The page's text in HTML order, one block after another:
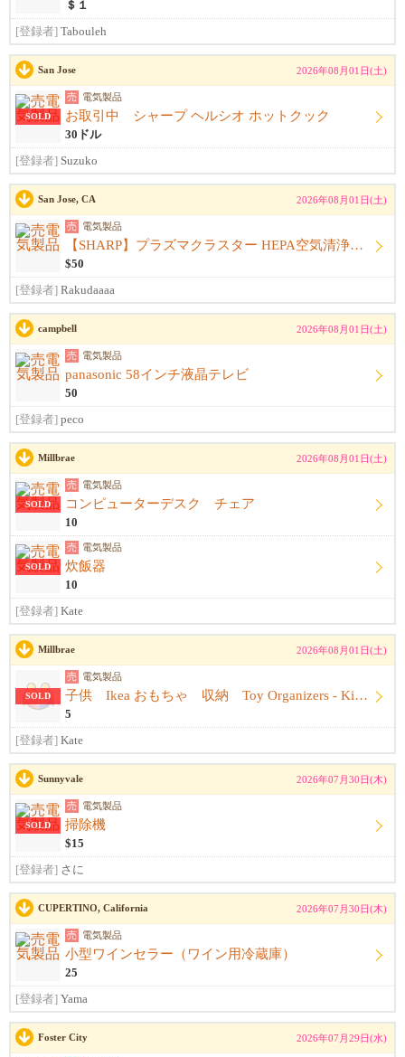
＄１
[登録者] Tabouleh
San Jose 2026年08月01日(土)
SOLD
売 電気製品
お取引中 シャープ ヘルシオ ホットクック
30ドル
[登録者] Suzuko
San Jose, CA 2026年08月01日(土)
売 電気製品
【SHARP】プラズマクラスター HEPA空気清浄機 FP-K50U／動作良好
$50
[登録者] Rakudaaaa
campbell 2026年08月01日(土)
売 電気製品
panasonic 58インチ液晶テレビ
50
[登録者] peco
Millbrae 2026年08月01日(土)
SOLD
売 電気製品
コンピューターデスク チェア
10
SOLD
売 電気製品
炊飯器
10
[登録者] Kate
Millbrae 2026年08月01日(土)
SOLD
売 電気製品
子供 Ikea おもちゃ 収納 Toy Organizers - Kids Toy Storage - IKEA
5
[登録者] Kate
Sunnyvale 2026年07月30日(木)
SOLD
売 電気製品
掃除機
$15
[登録者] さに
CUPERTINO, California 2026年07月30日(木)
売 電気製品
小型ワインセラー（ワイン用冷蔵庫）
25
[登録者] Yama
Foster City 2026年07月29日(水)